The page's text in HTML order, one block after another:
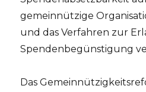
gemeinnützige
und das Verfahren zur
Spendenbegünstigung
Das